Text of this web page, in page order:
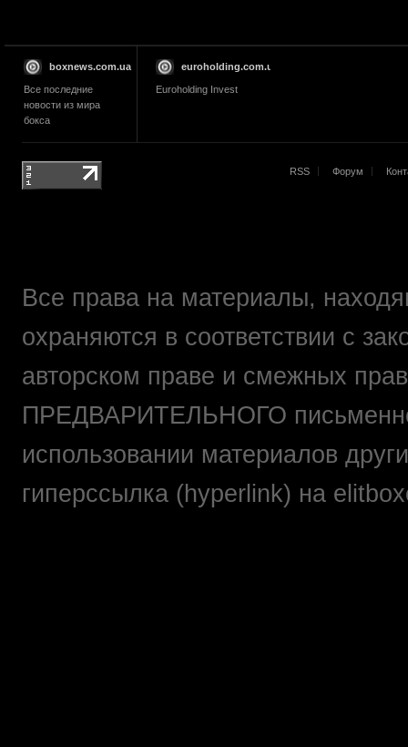
boxnews.com.ua
Все последние
новости из мира
бокса
euroholding.com.ua
Euroholding Invest
RSS Форум
Все права на материалы,
охраняются в соответствии с
авторском праве и смежных
ПРЕДВАРИТЕЛЬНОГО
использовании материалов
гиперссылка (hyperlink) на